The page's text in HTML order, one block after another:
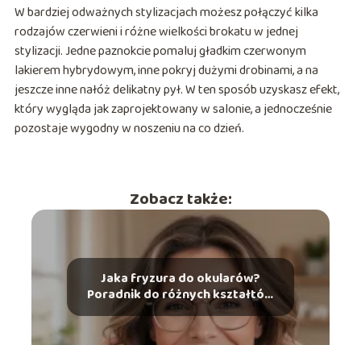
W bardziej odważnych stylizacjach możesz połączyć kilka
rodzajów czerwieni i różne wielkości brokatu w jednej
stylizacji. Jedne paznokcie pomaluj gładkim czerwonym
lakierem hybrydowym, inne pokryj dużymi drobinami, a na
jeszcze inne nałóż delikatny pył. W ten sposób uzyskasz efekt,
który wygląda jak zaprojektowany w salonie, a jednocześnie
pozostaje wygodny w noszeniu na co dzień.
Zobacz także:
Jaka fryzura do okularów?
Poradnik do różnych kształtów
twarzy